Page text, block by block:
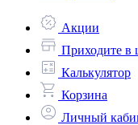
Акции
Приходите в
Калькулятор
Корзина
Личный